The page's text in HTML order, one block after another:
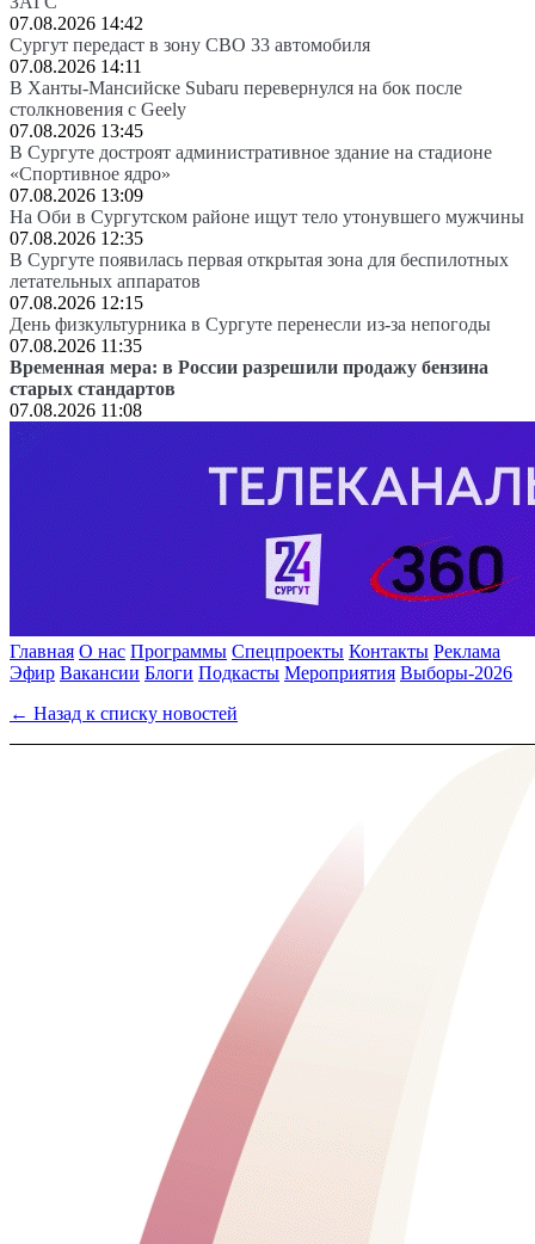
07.08.2026 14:42
Сургут передаст в зону СВО 33 автомобиля
07.08.2026 14:11
В Ханты-Мансийске Subaru перевернулся на бок после
столкновения с Geely
07.08.2026 13:45
В Сургуте достроят административное здание на стадионе
«Спортивное ядро»
07.08.2026 13:09
На Оби в Сургутском районе ищут тело утонувшего мужчины
07.08.2026 12:35
В Сургуте появилась первая открытая зона для беспилотных
летательных аппаратов
07.08.2026 12:15
День физкультурника в Сургуте перенесли из-за непогоды
07.08.2026 11:35
Временная мера: в России разрешили продажу бензина
старых стандартов
07.08.2026 11:08
Главная О нас Программы Спецпроекты Контакты Реклама
Эфир Вакансии Блоги Подкасты Мероприятия Выборы-2026
← Назад к списку новостей